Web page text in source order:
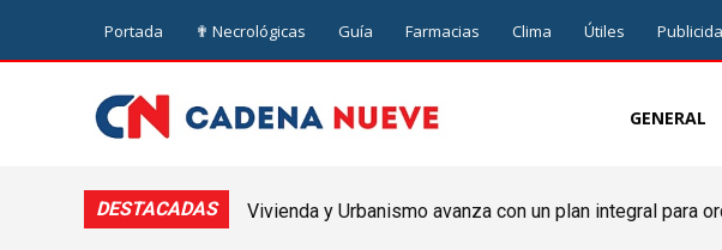
Portada ✟ Necrológicas Guía Farmacias Clima Útiles
GENERAL
DESTACADAS
Vivienda y Urbanismo avanza con un plan integral para